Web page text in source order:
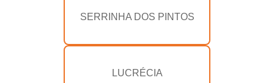
SERRINHA DOS PINTOS
LUCRÉCIA